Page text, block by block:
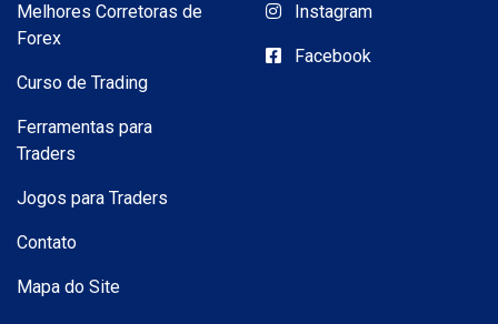
Melhores Corretoras de
Forex
Curso de Trading
Ferramentas para
Traders
Jogos para Traders
Contato
Mapa do Site
Instagram
Facebook